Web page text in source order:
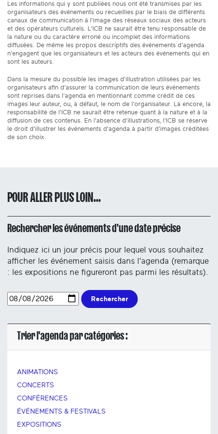
Les informations qui y sont publiées nous ont été transmises par les
organisateurs des événements ou recueillies par le biais de différents
canaux de communication à l'image des réseaux sociaux des acteurs
et des opérateurs culturels. L'ICB ne saurait être tenu responsable de
la nature ou du caractère erroné ou incomplet des informations
diffusées. De même les propos descriptifs des événements d'agenda
n'engagent que les organisateurs et les acteurs des événements qui en
sont les auteurs.
Dans la mesure du possible les images d'illustration utilisées par les
organisateurs afin d'assurer la communication de leurs événements
sont reprises dans l'agenda en mentionnant comme crédit de ces
images leur auteur, ou, à défaut, le nom de l'organisateur. Là encore, la
responsabilité de l'ICB ne saurait être retenue quant à la nature et à la
diffusion de ces contenus. En l'absence d'illustrations, l'ICB se réserve
le droit d'illustrer les événements d'agenda à partir d'images créditées
de son choix.
POUR ALLER PLUS LOIN...
Rechercher les événements d'une date précise
Indiquez ici un jour précis pour lequel vous souhaitez
afficher les événement saisis dans l'agenda (remarque
: les expositions ne figureront pas parmi les résultats).
Rechercher
Trier l'agenda par catégories :
ANIMATIONS
CONCERTS
CONFÉRENCES
ÉVÉNEMENTS & FESTIVALS
EXPOSITIONS